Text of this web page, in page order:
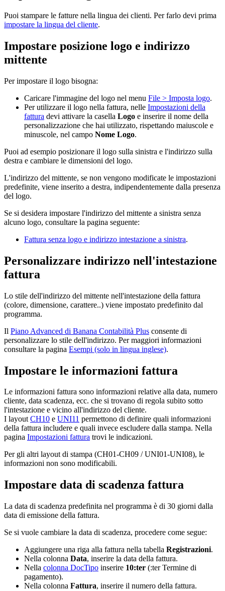
Puoi stampare le fatture nella lingua dei clienti. Per farlo devi prima
impostare la lingua del cliente.
Impostare posizione logo e indirizzo
mittente
Per impostare il logo bisogna:
Caricare l'immagine del logo nel menu File > Imposta logo.
Per utilizzare il logo nella fattura, nelle Impostazioni della
fattura devi attivare la casella Logo e inserire il nome della
personalizzazione che hai utilizzato, rispettando maiuscole e
minuscole, nel campo Nome Logo.
Puoi ad esempio posizionare il logo sulla sinistra e l'indirizzo sulla
destra e cambiare le dimensioni del logo.
L'indirizzo del mittente, se non vengono modificate le impostazioni
predefinite, viene inserito a destra, indipendentemente dalla presenza
del logo.
Se si desidera impostare l'indirizzo del mittente a sinistra senza
alcuno logo, consultare la pagina seguente:
Fattura senza logo e indirizzo intestazione a sinistra.
Personalizzare indirizzo nell'intestazione
fattura
Lo stile dell'indirizzo del mittente nell'intestazione della fattura
(colore, dimensione, carattere..) viene impostato predefinito dal
programma.
Il Piano Advanced di Banana Contabilità Plus consente di
personalizzare lo stile dell'indirizzo. Per maggiori informazioni
consultare la pagina Esempi (solo in lingua inglese).
Impostare le informazioni fattura
Le informazioni fattura sono informazioni relative alla data, numero
cliente, data scadenza, ecc. che si trovano di regola subito sotto
l'intestazione e vicino all'indirizzo del cliente.
I layoutCH10 e UNI11 permettono di definire quali informazioni
della fattura includere e quali invece escludere dalla stampa. Nella
pagina Impostazioni fattura trovi le indicazioni.
Per gli altri layout di stampa (CH01-CH09 / UNI01-UNI08), le
informazioni non sono modificabili.
Impostare data di scadenza fattura
La data di scadenza predefinita nel programma è di 30 giorni dalla
data di emissione della fattura.
Se si vuole cambiare la data di scadenza, procedere come segue:
Aggiungere una riga alla fattura nella tabella Registrazioni.
Nella colonna Data, inserire la data della fattura.
Nella colonna DocTipo inserire 10:ter (:ter Termine di
pagamento).
Nella colonna Fattura, inserire il numero della fattura.